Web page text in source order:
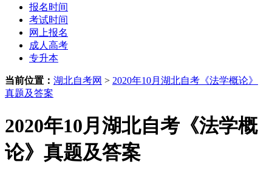
报名时间
考试时间
网上报名
成人高考
专升本
当前位置： 湖北自考网 > 2020年10月湖北自考《法学概论》
真题及答案
2020年10月湖北自考《法学概
论》真题及答案